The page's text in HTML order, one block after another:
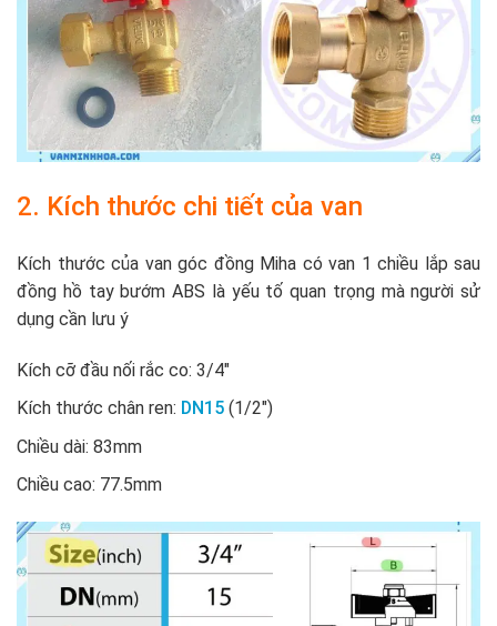
2. Kích thước chi tiết của van
Kích thước của van góc đồng Miha có van 1 chiều lắp sau
đồng hồ tay bướm ABS là yếu tố quan trọng mà người sử
dụng cần lưu ý
Kích cỡ đầu nối rắc co: 3/4″
Kích thước chân ren: DN15 (1/2″)
Chiều dài: 83mm
Chiều cao: 77.5mm